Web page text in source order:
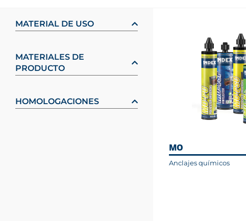
MATERIAL DE USO
MATERIALES DE
PRODUCTO
HOMOLOGACIONES
MO
Anclajes químicos